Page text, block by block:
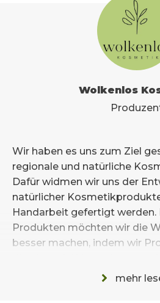
Wolkenlos
Wir haben es uns zum Ziel
regionale und natürliche
Dafür widmen wir uns der
natürlicher
Handarbeit gefertigt werden.
Produkten möchten wir die
besser machen, indem wir
wir Müll zu vermeiden und
mehr